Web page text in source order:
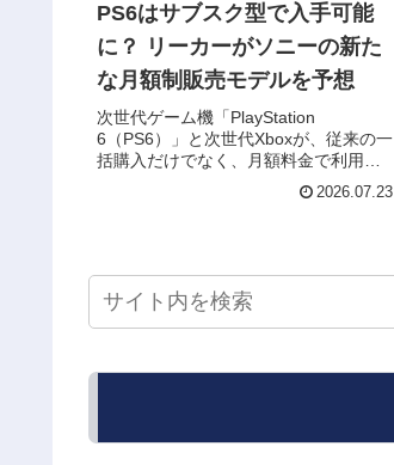
PS6はサブスク型で入手可能
に？ リーカーがソニーの新た
な月額制販売モデルを予想
次世代ゲーム機「PlayStation
6（PS6）」と次世代Xboxが、従来の一
括購入だけでなく、月額料金で利用で
きるサブスクリプション型の販売モデ
ルを採用する可能性があるとの見方が
2026.07.23